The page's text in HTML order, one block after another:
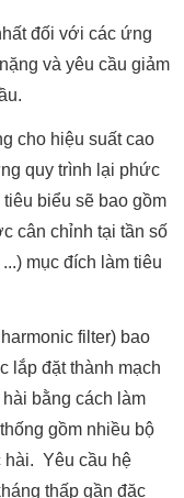
đối với các ứng
và yêu cầu giảm
cho hiệu suất cao
quy trình lại phức
biểu sẽ bao gồm
cân chỉnh tại tần số
mục đích làm tiêu
filter) bao
lắp đặt thành mạch
bằng cách làm
gồm nhiều bộ
hài. Yêu cầu hệ
thấp gần đặc